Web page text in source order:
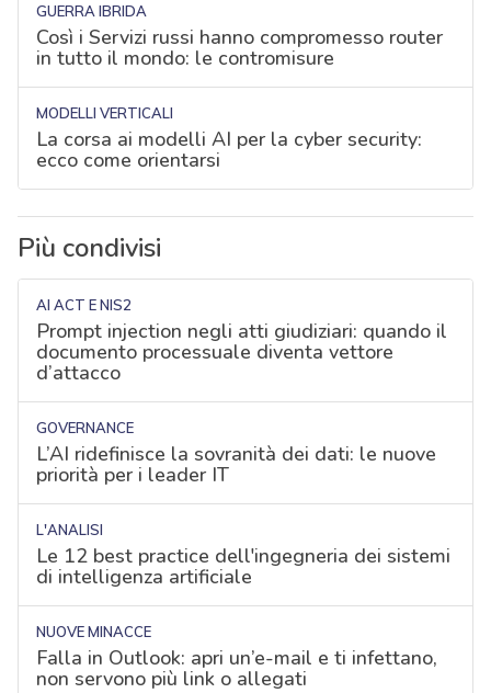
GUERRA IBRIDA
Così i Servizi russi hanno compromesso router
in tutto il mondo: le contromisure
MODELLI VERTICALI
La corsa ai modelli AI per la cyber security:
ecco come orientarsi
Più condivisi
AI ACT E NIS2
Prompt injection negli atti giudiziari: quando il
documento processuale diventa vettore
d’attacco
GOVERNANCE
L’AI ridefinisce la sovranità dei dati: le nuove
priorità per i leader IT
L'ANALISI
Le 12 best practice dell'ingegneria dei sistemi
di intelligenza artificiale
NUOVE MINACCE
Falla in Outlook: apri un’e-mail e ti infettano,
non servono più link o allegati